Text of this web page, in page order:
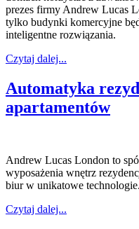
prezes firmy Andrew Lucas
tylko budynki komercyjne
inteligentne rozwiązania.
Czytaj dalej...
Automatyka
apartamentów
Andrew Lucas London to
wyposażenia wnętrz
biur w unikatowe technologie.
Czytaj dalej...